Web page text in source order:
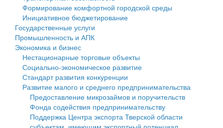
Государственные услуги
Промышленность и АПК
Экономика и бизнес
Символика
Устав
Гостям округа
Туризм
Культура
Образование
муниципального округа Тверской области
Администрация Кашинского муниципального округа
Тверской области
Управление сельскими территориями
Открытые данные
Работа с обращениями граждан
Финансовое управление
Бюджет для граждан
Имущество
Выявление правообладателей ранее учтенных
объектов недвижимости
Имущественная поддержка субъектов малого и
Формирование комфортной городской среды
Инициативное бюджетирование
Государственные услуги
Промышленность и АПК
Экономика и бизнес
Нестационарные торговые объекты
Социально-экономическое развитие
Стандарт развития конкуренции
Развитие малого и среднего предпринимательства
Предоставление микрозаймов и поручительств
Фонда содействия предпринимательству
Поддержка Центра экспорта Тверской области